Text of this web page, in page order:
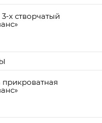
х створчатый
прикроватная